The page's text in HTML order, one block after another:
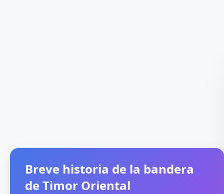
Breve historia de la bandera
de Timor Oriental